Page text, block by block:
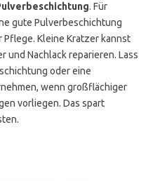
. Für
gute Pulverbeschichtung
Kleine Kratzer kannst
und Nachlack reparieren. Lass
oder eine
wenn großflächiger
vorliegen. Das spart